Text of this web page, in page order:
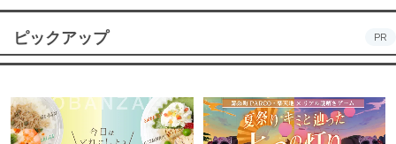
ピックアップ PR